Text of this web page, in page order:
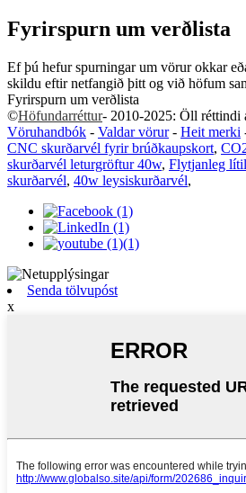
Fyrirspurn um verðlista
Ef þú hefur spurningar um vörur okkar
skildu eftir netfangið þitt og við höfum
Fyrirspurn um verðlista
©Höfundarréttur- 2010-2025: Öll réttindi
Vöruhandbók - Valdar vörur- Heit merki
CNC skurðarvél fyrir brúðkaupskort,
skurðarvél leturgröftur 40w, Flytjanleg
skurðarvél, 40w leysiskurðarvél,
Senda tölvupóst
x